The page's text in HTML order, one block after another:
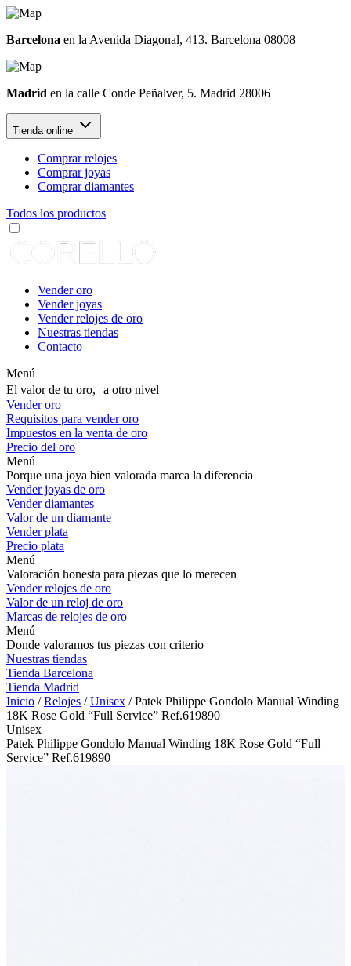
Barcelona en la Avenida Diagonal, 413. Barcelona 08008
Madrid en la calle Conde Peñalver, 5. Madrid 28006
Tienda online
Comprar relojes
Comprar joyas
Comprar diamantes
Todos los productos
Vender oro
Vender joyas
Vender relojes de oro
Nuestras tiendas
Contacto
Menú
El valor de tu oro, a otro nivel
Vender oro
Requisitos para vender oro
Impuestos en la venta de oro
Precio del oro
Menú
Porque una joya bien valorada marca la diferencia
Vender joyas de oro
Vender diamantes
Valor de un diamante
Vender plata
Precio plata
Menú
Valoración honesta para piezas que lo merecen
Vender relojes de oro
Valor de un reloj de oro
Marcas de relojes de oro
Menú
Donde valoramos tus piezas con criterio
Nuestras tiendas
Tienda Barcelona
Tienda Madrid
Inicio /Relojes /Unisex / Patek Philippe Gondolo Manual Winding
18K Rose Gold “Full Service” Ref.619890
Unisex
Patek Philippe Gondolo Manual Winding 18K Rose Gold “Full
Service” Ref.619890